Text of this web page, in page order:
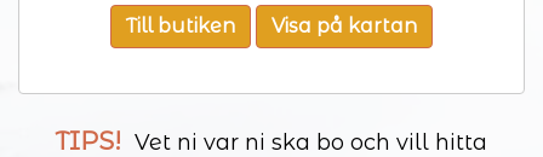
Till butiken Visa på kartan
TIPS! Vet ni var ni ska bo och vill hitta